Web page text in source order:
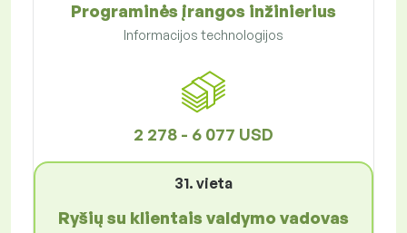
Programinės įrangos inžinierius
Informacijos technologijos
2 278 - 6 077 USD
31. vieta
Ryšių su klientais valdymo vadovas